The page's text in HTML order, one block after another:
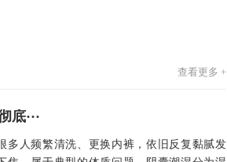
查看更多 +
···
多人频繁清洗、更换内裤，依旧反复黏腻发